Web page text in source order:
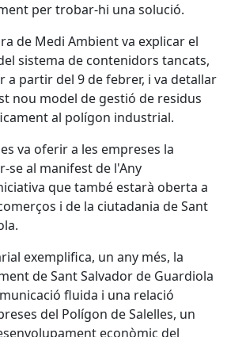
per trobar-hi una solució.
de Medi Ambient va explicar el
sistema de contenidors tancats,
a partir del 9 de febrer, i va detallar
nou model de gestió de residus
al polígon industrial.
va oferir a les empreses la
se al manifest de l'Any
que també estarà oberta a
i de la ciutadania de Sant
exemplifica, un any més, la
de Sant Salvador de Guardiola
fluida i una relació
del Polígon de Salelles, un
econòmic del